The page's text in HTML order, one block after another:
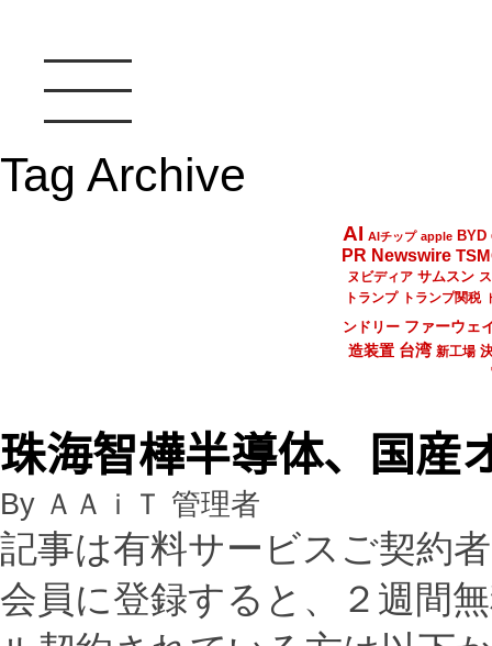
Tag Archive
AI AIチップ apple BYD
PR Newswire
ヌビディア サムスン
トランプ
トランプ関税
ンドリー ファーウェ
造装置 台湾 新工場
珠海智樺半導体、国産
By ＡＡｉＴ 管理者
記事は有料サービスご契約
会員に登録すると、２週間